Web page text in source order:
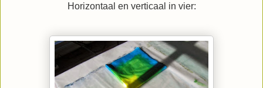
Horizontaal en verticaal in vier: